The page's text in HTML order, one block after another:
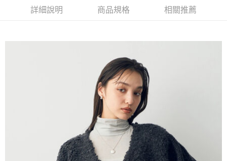
相關說明
【大哥付你分期使用說明】
流程，驗證手機門號後，選擇欲分期的期數、繳款截止日，確認付款後即完
3.實際核准額度、可分期數及費用金額請依後續交易確認頁面所載為準。
4.訂單成立30分鐘內，如未前往確認交易或遇審核未通過，訂單將自動取
消。如遇「轉專審核」未通過狀況，表示未達大哥付你分期系統評分，恕無
1.分期款項不併入電信帳單，「大哥付你分期」於每月結算日後寄送繳費提
2.透過簡訊連結打開帳單後，可選擇「超商條碼／台灣大直營門市／銀行轉
帳／街口支付／iPASS MONEY」等通路繳費。
AFTEE先享後付是「在收到商品之後才付款」的支付方式。 讓您購物簡單
１．簡單：不需註冊會員、不需綁卡、不需儲值。
２．便利：只要手機號碼，簡訊認證，即可結帳。
３．安心：先確認商品／服務後，再付款。
【「AFTEE先享後付」結帳流程】
１．於結帳方式選擇「AFTEE先享後付」後，將跳轉至「AFTEE先享後付」
結帳頁面，進行簡訊認證並確認金額後，即可完成結帳。
２．訂單成立數日內，您將收到繳費通知簡訊。
３．收到繳費通知簡訊後14天內，點擊此簡訊中的連結，可透過四大超商／
ATM／網路銀行／等多元方式進行付款，方視為交易完成。
每筆NT$60，滿NT$388(含以上)免運費
每筆NT$60，滿NT$388(含以上)免運費
詳細說明 商品規格 相關推薦